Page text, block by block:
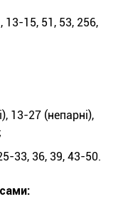
13-15, 51, 53, 256,
13-27 (непарні),
33, 36, 39, 43-50.